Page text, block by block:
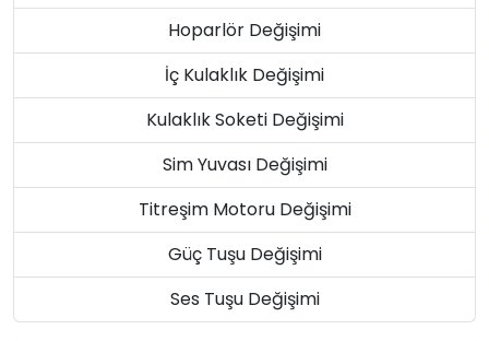
Hoparlör Değişimi
İç Kulaklık Değişimi
Kulaklık Soketi Değişimi
Sim Yuvası Değişimi
Titreşim Motoru Değişimi
Güç Tuşu Değişimi
Ses Tuşu Değişimi